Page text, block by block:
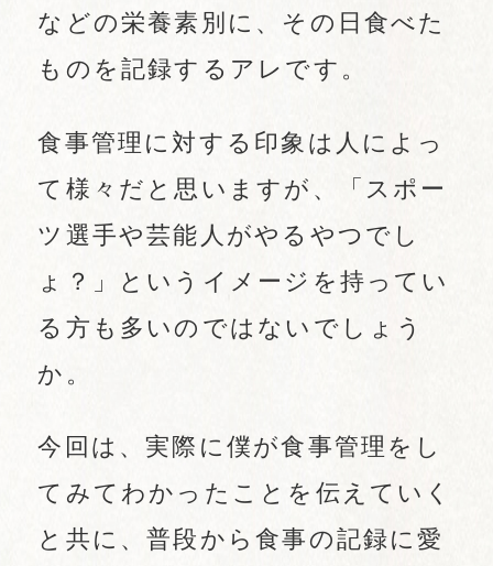
などの栄養素別に、その日食べた
ものを記録するアレです。
食事管理に対する印象は人によっ
て様々だと思いますが、「スポー
ツ選手や芸能人がやるやつでし
ょ？」というイメージを持ってい
る方も多いのではないでしょう
か。
今回は、実際に僕が食事管理をし
てみてわかったことを伝えていく
と共に、普段から食事の記録に愛